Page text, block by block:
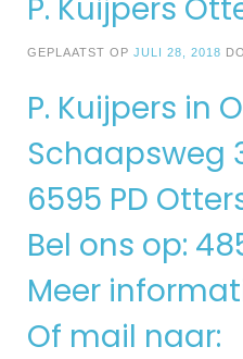
P. Kuijpers
GEPLAATST OP JULI 28, 2018
P. Kuijpers in
Schaapsweg
6595 PD
Bel ons op:
Meer
Of mail naar: